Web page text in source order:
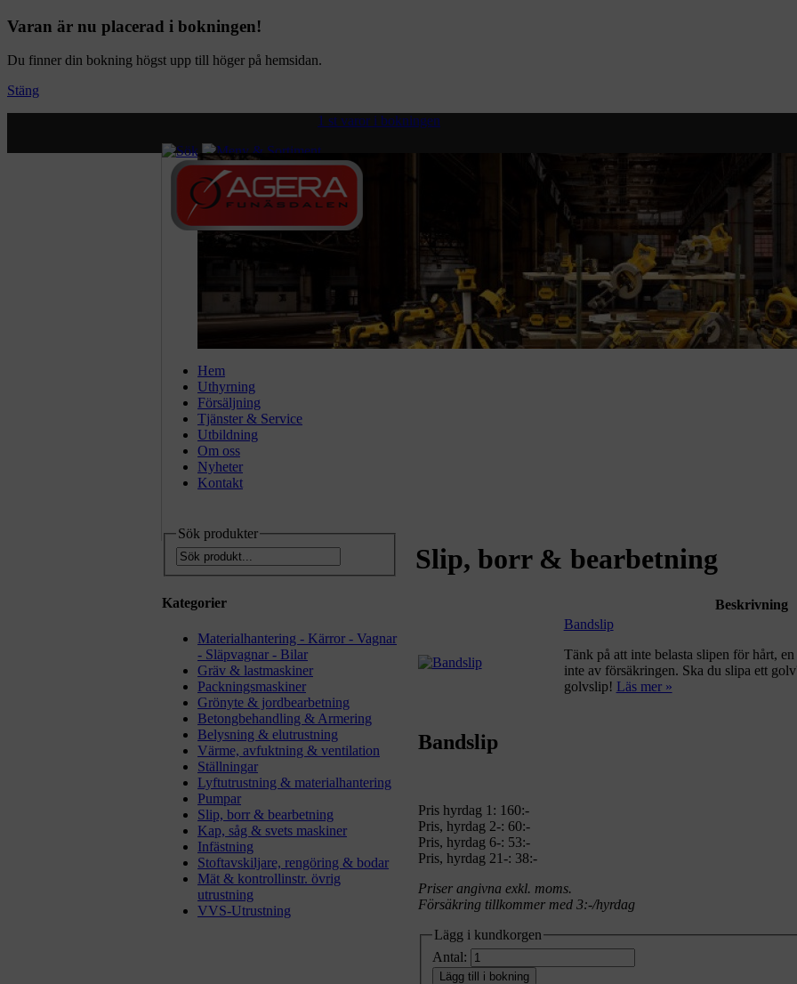
Varan är nu placerad i bokningen!
Du finner din bokning högst upp till höger på hemsidan.
Stäng
1 st varor i bokningen
Visa priser: exkl. moms. inkl. moms.
Hem
Uthyrning
Försäljning
Tjänster & Service
Utbildning
Om oss
Nyheter
Kontakt
Sök produkter
Kategorier
Materialhantering - Kärror - Vagnar
- Släpvagnar - Bilar
Gräv & lastmaskiner
Packningsmaskiner
Grönyte & jordbearbetning
Betongbehandling & Armering
Belysning & elutrustning
Värme, avfuktning & ventilation
Ställningar
Lyftutrustning & materialhantering
Pumpar
Slip, borr & bearbetning
Kap, såg & svets maskiner
Infästning
Stoftavskiljare, rengöring & bodar
Mät & kontrollinstr. övrig
utrustning
VVS-Utrustning
Slip, borr & bearbetning
Beskrivning
Bandslip
Tänk på att inte belasta slipen för hårt,
inte av försäkringen. Ska du slipa ett
golvslip! Läs mer »
Bandslip
Pris hyrdag 1: 160:-
Pris, hyrdag 2-: 60:-
Pris, hyrdag 6-: 53:-
Pris, hyrdag 21-: 38:-
Priser angivna exkl. moms.
Försäkring tillkommer med 3:-/hyrdag
Lägg i kundkorgen
Antal:
Lägg till i bokning